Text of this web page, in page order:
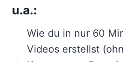
u.a.:
Wie du in nur 60
Videos erstellst